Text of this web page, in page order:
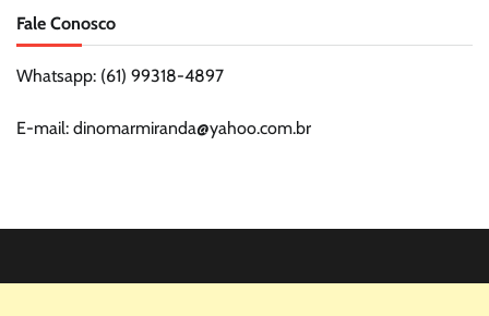
Fale Conosco
Whatsapp: (61) 99318-4897
E-mail: dinomarmiranda@yahoo.com.br